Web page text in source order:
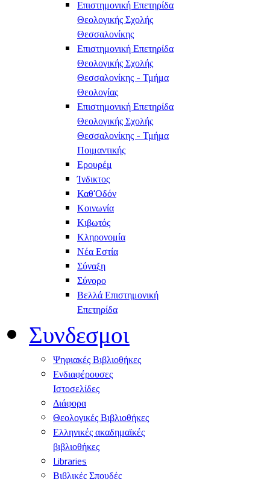
Επιστημονική Επετηρίδα
Θεολογικής Σχολής
Θεσσαλονίκης
Επιστημονική Επετηρίδα
Θεολογικής Σχολής
Θεσσαλονίκης - Τμήμα
Θεολογίας
Επιστημονική Επετηρίδα
Θεολογικής Σχολής
Θεσσαλονίκης - Τμήμα
Ποιμαντικής
Ερουρέμ
Ίνδικτος
Καθ'Οδόν
Κοινωνία
Κιβωτός
Κληρονομία
Νέα Εστία
Σύναξη
Σύνορο
Βελλά Επιστημονική
Επετηρίδα
Συνδεσμοι
Ψηφιακές Βιβλιοθήκες
Ενδιαφέρουσες
Ιστοσελίδες
Διάφορα
Θεολογικές Βιβλιοθήκες
Ελληνικές ακαδημαϊκές
βιβλιοθήκες
Libraries
Βιβλικές Σπουδές